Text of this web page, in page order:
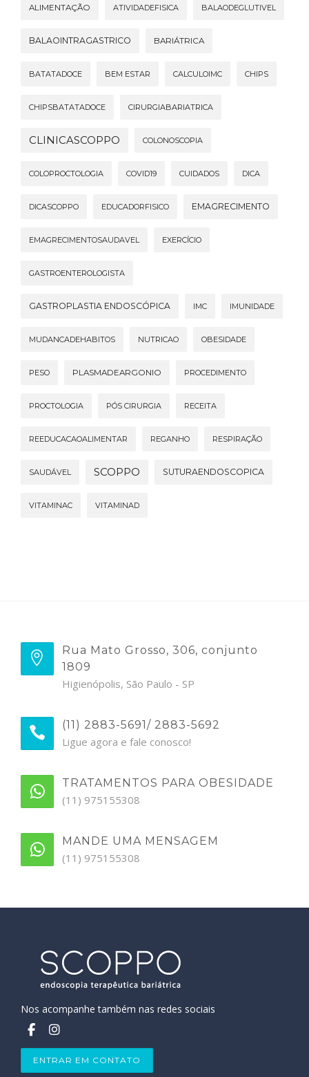
ALIMENTAÇÃO ATIVIDADEFISICA BALAODEGLUTIVEL
BALAOINTRAGASTRICO BARIÁTRICA
BATATADOCE BEM ESTAR CALCULOIMC CHIPS
CHIPSBATATADOCE CIRURGIABARIATRICA
CLINICASCOPPO COLONOSCOPIA
COLOPROCTOLOGIA COVID19 CUIDADOS DICA
DICASCOPPO EDUCADORFISICO EMAGRECIMENTO
EMAGRECIMENTOSAUDAVEL EXERCÍCIO
GASTROENTEROLOGISTA
GASTROPLASTIA ENDOSCÓPICA IMC IMUNIDADE
MUDANCADEHABITOS NUTRICAO OBESIDADE
PESO PLASMADEARGONIO PROCEDIMENTO
PROCTOLOGIA PÓS CIRURGIA RECEITA
REEDUCACAOALIMENTAR REGANHO RESPIRAÇÃO
SAUDÁVEL SCOPPO SUTURAENDOSCOPICA
VITAMINAC VITAMINAD
Rua Mato Grosso, 306, conjunto
1809
Higienópolis, São Paulo - SP
(11) 2883-5691/ 2883-5692
Ligue agora e fale conosco!
TRATAMENTOS PARA OBESIDADE
(11) 975155308
MANDE UMA MENSAGEM
(11) 975155308
Nos acompanhe também nas redes sociais
ENTRAR EM CONTATO